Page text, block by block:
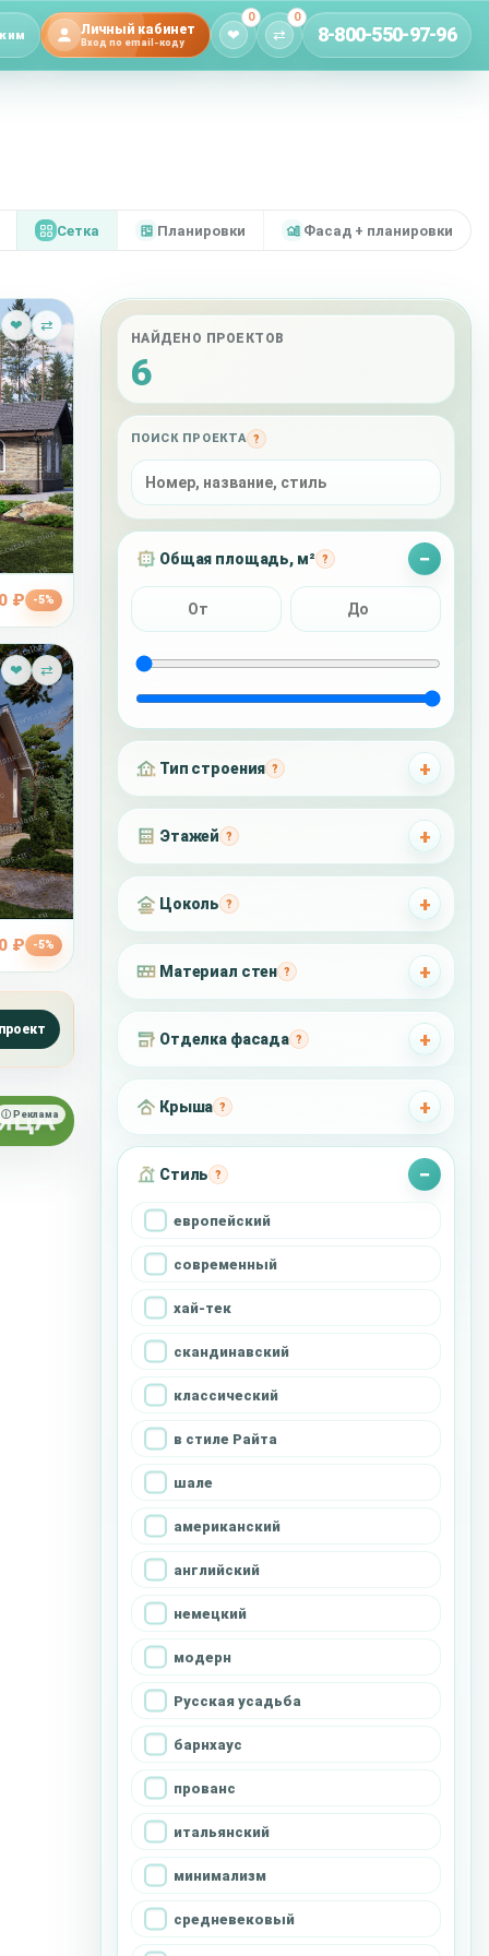
Личный кабинет
Вход по email-коду ❤
0
⇄
0
8-800-550-97-96
Сетка Планировки Фасад + планировки
❤ ⇄
₽ -5%
❤ ⇄
₽ -5%
ⓘ Реклама
НАЙДЕНО ПРОЕКТОВ
6
ПОИСК ПРОЕКТА ?
Общая площадь, м² ?
Тип строения ?
Этажей ?
Цоколь ?
Материал стен ?
Отделка фасада ?
Крыша ?
Стиль ?
европейский
современный
хай-тек
скандинавский
классический
в стиле Райта
шале
американский
английский
немецкий
модерн
Русская усадьба
барнхаус
прованс
итальянский
минимализм
средневековый